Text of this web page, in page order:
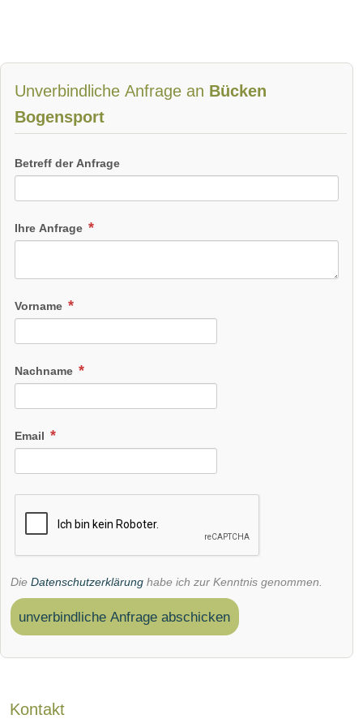
Unverbindliche Anfrage an Bücken
Bogensport
Betreff der Anfrage
Ihre Anfrage
Vorname
Nachname
Email
Die Datenschutzerklärung habe ich zur Kenntnis genommen.
unverbindliche Anfrage abschicken
Kontakt